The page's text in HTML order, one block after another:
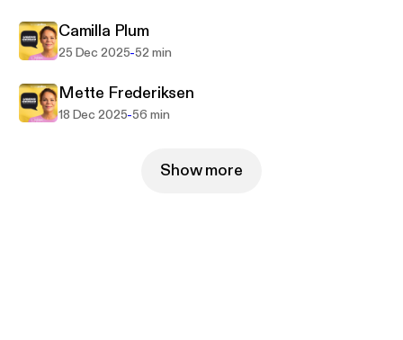
Redaktør: Sarah Ørsted/ Maja Mazor
Produktion, mix og klip: Jakob Ranum
Camilla Plum
25 Dec 2025-52 min
Mette Frederiksen
18 Dec 2025-56 min
Show more